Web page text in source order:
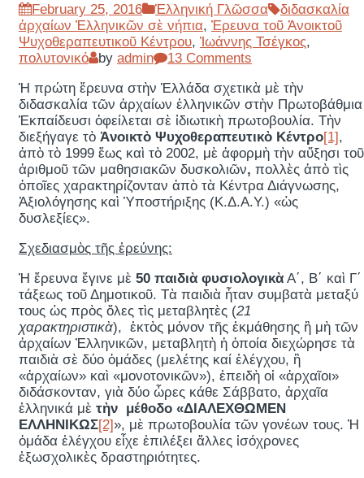
February 25, 2016 Ἑλληνική Γλῶσσα
διδασκαλία
ἀρχαίων Ἐλληνικῶν σὲ νήπια, Ἐρευνα τοῦ Ἀνοικτοῦ
Ψυχοθεραπευτικοῦ Κέντρου, Ἰωάννης Τσέγκος,
πολυτονικό
by admin
13 Comments
Ἡ πρώτη ἔρευνα στὴν Ἑλλάδα σχετικὰ μὲ τὴν
διδασκαλία τῶν ἀρχαίων ἑλληνικῶν στὴν Πρωτοβάθμια
Ἐκπαίδευσι ὀφείλεται σὲ ἰδιωτικὴ πρωτοβουλία. Τὴν
διεξήγαγε τὸ Ἀνοικτὸ Ψυχοθεραπευτικὸ Κέντρο[1],
ἀπὸ τὸ 1999 ἕως καὶ τὸ 2002, μὲ ἀφορμὴ τὴν αὔξησι τοῦ
ἀριθμοῦ τῶν μαθησιακῶν δυσκολιῶν, πολλὲς ἀπὸ τὶς
ὁποῖες χαρακτηρίζονταν ἀπὸ τὰ Κέντρα Διάγνωσης,
Ἀξιολόγησης καὶ Ὑποστήριξης (Κ.Δ.Α.Υ.) «ὡς
δυσλεξίες».
Σχεδιασμὸς τῆς ἐρεύνης:
Ἡ ἔρευνα ἔγινε μὲ 50 παιδιὰ φυσιολογικὰ Α΄, Β΄ καὶ Γ΄
τάξεως τοῦ Δημοτικοῦ. Τὰ παιδιὰ ἦταν συμβατὰ μεταξύ
τους ὡς πρὸς ὅλες τὶς μεταβλητὲς (21
χαρακτηριστικὰ), ἐκτὸς μόνον τῆς ἐκμάθησης ἢ μὴ τῶν
ἀρχαίων Ἑλληνικῶν, μεταβλητὴ ἡ ὁποία διεχώρησε τὰ
παιδιὰ σὲ δύο ὁμάδες (μελέτης καί ἐλέγχου, ἢ
«ἀρχαίων» καὶ «μονοτονικῶν»), ἐπειδὴ οἱ «ἀρχαῖοι»
διδάσκονταν, γιὰ δύο ὧρες κάθε Σάββατο, ἀρχαῖα
ἑλληνικά μὲ τὴν μέθοδο «ΔΙΑΛΕΧΘΩΜΕΝ
ΕΛΛΗΝΙΚΩΣ[2]», μὲ πρωτοβουλία τῶν γονέων τους. Ἡ
ὁμάδα ἐλέγχου εἶχε ἐπιλέξει ἄλλες ἰσόχρονες
ἐξωσχολικὲς δραστηριότητες.